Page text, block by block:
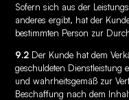
Sofern sich aus der
anderes ergibt, hat der
bestimmten Person zur
9.2 Der Kunde hat dem
geschuldeten Dienstleistung
und wahrheitsgemäß zur
Beschaffung nach dem